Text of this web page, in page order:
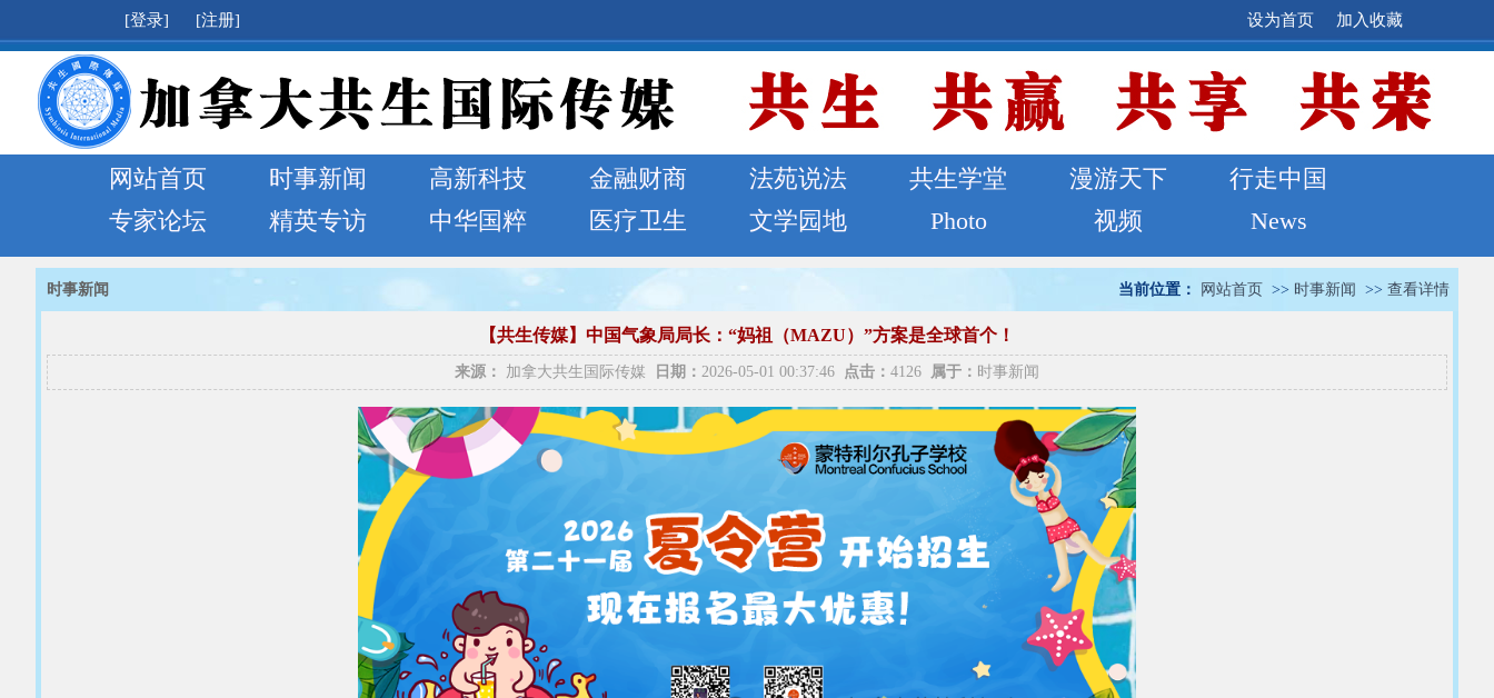
[登录] [注册] 加入收藏
设为首页
网站首页 时事新闻 高新科技 金融财商 法苑说法 共生学堂 漫游天下
行走中国
专家论坛
精英专访 中华国粹 医疗卫生 文学园地 Photo 视频 News
当前位置： 网站首页 >> 时事新闻 >> 查看详情
时事新闻
【共生传媒】中国气象局局长：“妈祖（MAZU）”方案是全球首个！
来源： 加拿大共生国际传媒 日期： 2026-05-01 00:37:46 点击： 4126 属于： 时事新闻